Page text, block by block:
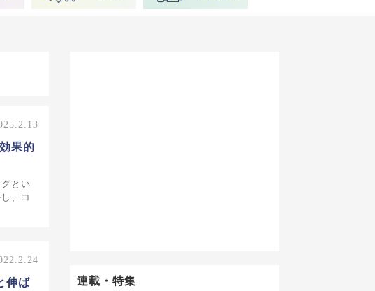
果的
とい
、コ
伸ば
連載・特集